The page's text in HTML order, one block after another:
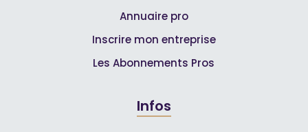
Annuaire pro
Inscrire mon entreprise
Les Abonnements Pros
Infos